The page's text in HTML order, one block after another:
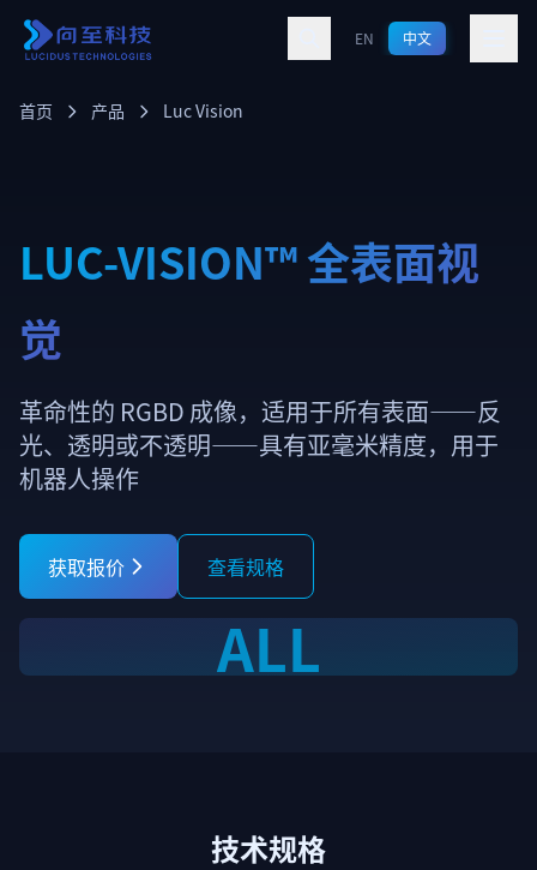
跳转到主要内容 EN 中文
首页 产品 Luc Vision
LUC-VISION™ 全表面视
觉
革命性的 RGBD 成像，适用于所有表面——反
光、透明或不透明——具有亚毫米精度，用于
机器人操作
获取报价 查看规格
ALL
技术规格